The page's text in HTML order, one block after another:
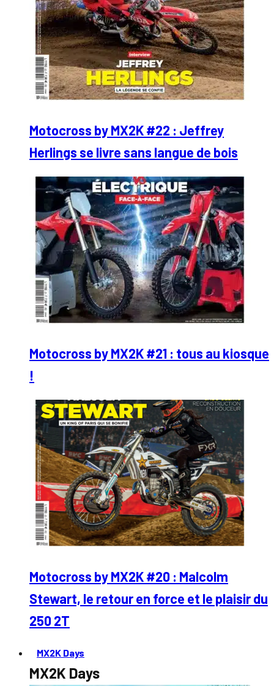
Motocross by MX2K #22 : Jeffrey
Herlings se livre sans langue de bois
Motocross by MX2K #21 : tous au kiosque
!
Motocross by MX2K #20 : Malcolm
Stewart, le retour en force et le plaisir du
250 2T
MX2K Days
MX2K Days